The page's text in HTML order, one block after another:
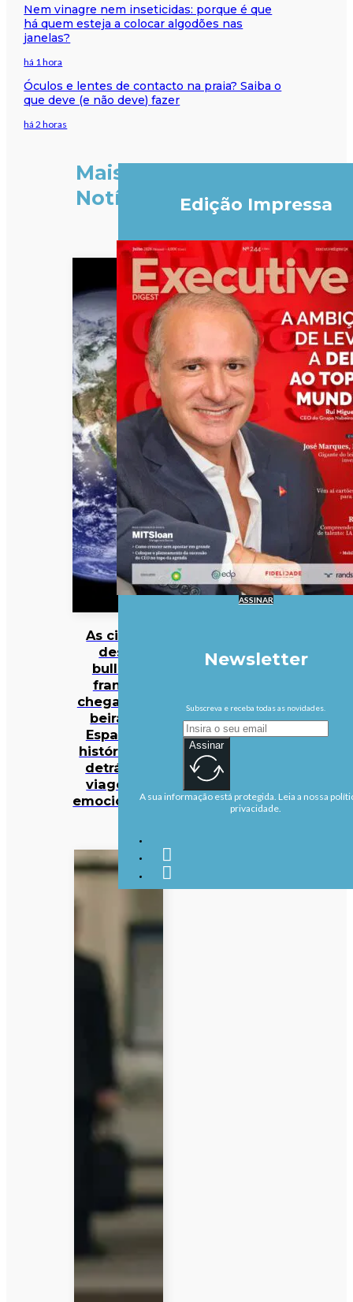
Nem vinagre nem inseticidas: porque é que
há quem esteja a colocar algodões nas
janelas?
há 1 hora
Óculos e lentes de contacto na praia? Saiba o
que deve (e não deve) fazer
há 2 horas
Mais
Notícias
As cinzas
deste
bulldog
francês
chegaram à
beira do
Espaço. A
história por
detrás da
viagem é
emocionante
Edição Impressa
ASSINAR
Newsletter
Subscreva e receba todas as novidades.
Assinar
A sua informação está protegida. Leia a nossa
privacidade.